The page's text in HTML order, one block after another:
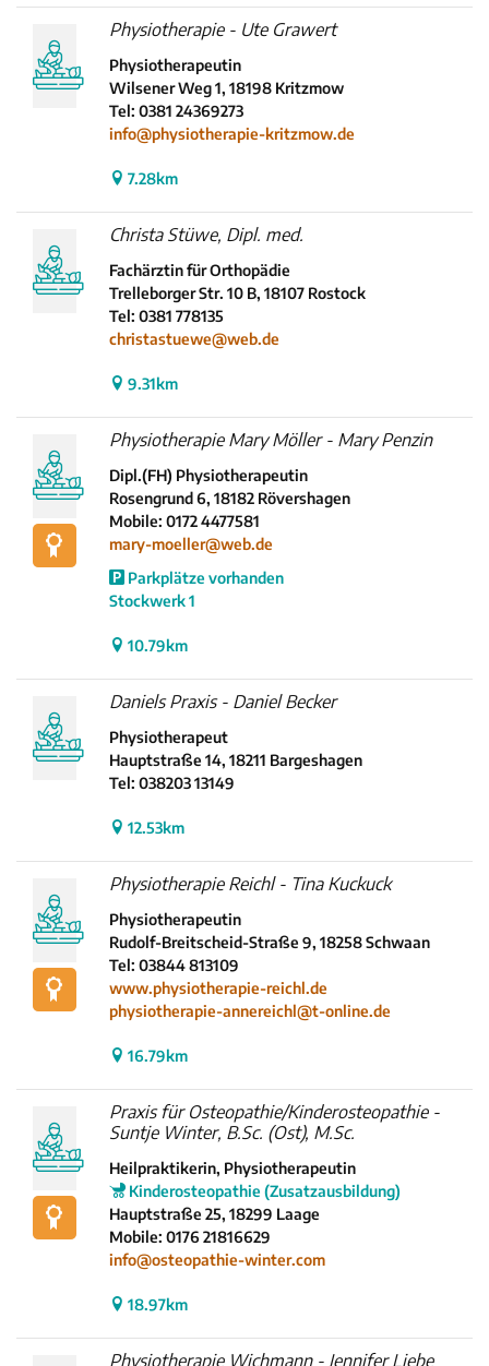
Physiotherapie - Ute Grawert
Physiotherapeutin
Wilsener Weg 1, 18198 Kritzmow
Tel: 0381 24369273
info@physiotherapie-kritzmow.de
7.28km
Christa Stüwe, Dipl. med.
Fachärztin für Orthopädie
Trelleborger Str. 10 B, 18107 Rostock
Tel: 0381 778135
christastuewe@web.de
9.31km
Physiotherapie Mary Möller - Mary Penzin
Dipl.(FH) Physiotherapeutin
Rosengrund 6, 18182 Rövershagen
Mobile: 0172 4477581
mary-moeller@web.de
Parkplätze vorhanden
Stockwerk 1
10.79km
Daniels Praxis - Daniel Becker
Physiotherapeut
Hauptstraße 14, 18211 Bargeshagen
Tel: 038203 13149
12.53km
Physiotherapie Reichl - Tina Kuckuck
Physiotherapeutin
Rudolf-Breitscheid-Straße 9, 18258 Schwaan
Tel: 03844 813109
www.physiotherapie-reichl.de
physiotherapie-annereichl@t-online.de
16.79km
Praxis für Osteopathie/Kinderosteopathie -
Suntje Winter, B.Sc. (Ost), M.Sc.
Heilpraktikerin, Physiotherapeutin
Kinderosteopathie (Zusatzausbildung)
Hauptstraße 25, 18299 Laage
Mobile: 0176 21816629
info@osteopathie-winter.com
18.97km
Physiotherapie Wichmann - Jennifer Liebe